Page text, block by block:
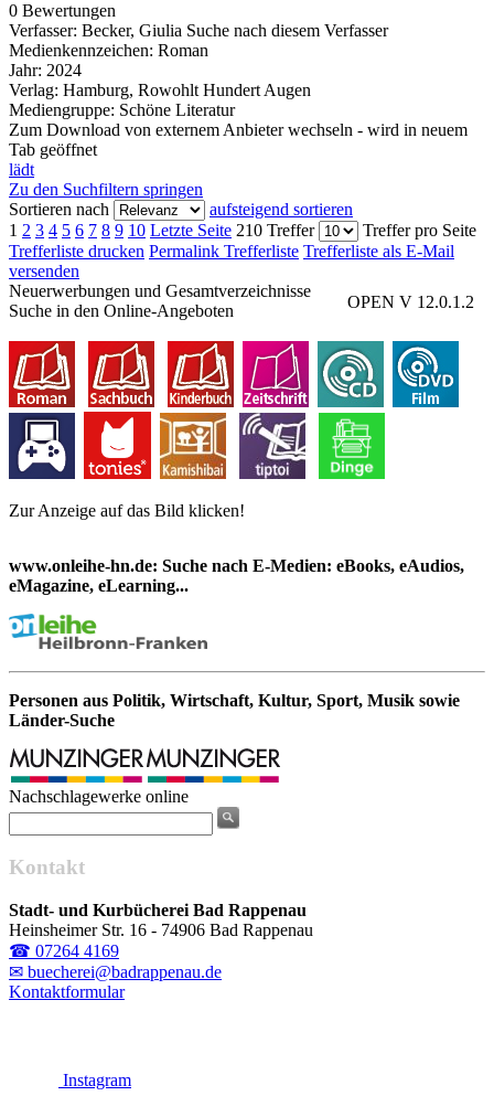
0 Bewertungen
Verfasser: Becker, Giulia Suche nach diesem Verfasser
Medienkennzeichen: Roman
Jahr: 2024
Verlag: Hamburg, Rowohlt Hundert Augen
Mediengruppe: Schöne Literatur
Zum Download von externem Anbieter wechseln - wird in neuem
Tab geöffnet
lädt
Zu den Suchfiltern springen
Sortieren nach
aufsteigend sortieren
1 2 3 4 5 6 7 8 9 10 Letzte Seite 210 Treffer
Treffer pro Seite
Trefferliste drucken Permalink Trefferliste Trefferliste als E-Mail
versenden
OPEN V 12.0.1.2
Neuerwerbungen und Gesamtverzeichnisse
Zur Anzeige auf das Bild klicken!
Suche in den Online-Angeboten
www.onleihe-hn.de: Suche nach E-Medien: eBooks, eAudios,
eMagazine, eLearning...
Personen aus Politik, Wirtschaft, Kultur, Sport, Musik sowie
Länder-Suche
Nachschlagewerke online
Kontakt
Stadt- und Kurbücherei Bad Rappenau
Heinsheimer Str. 16 - 74906 Bad Rappenau
☎ 07264 4169
✉ buecherei@badrappenau.de
Kontaktformular
Instagram